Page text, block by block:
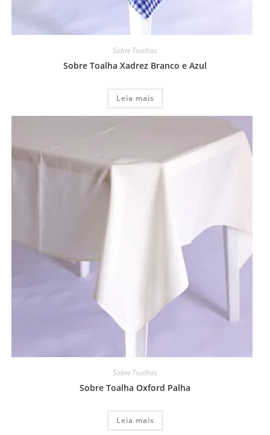
Sobre Toalhas
Sobre Toalha Xadrez Branco e Azul
Leia mais
Sobre Toalhas
Sobre Toalha Oxford Palha
Leia mais